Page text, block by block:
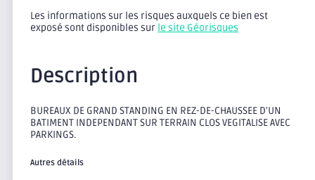
Les informations sur les risques auxquels ce bien est
exposé sont disponibles sur le site Géorisques
Description
BUREAUX DE GRAND STANDING EN REZ-DE-CHAUSSEE D'UN
BATIMENT INDEPENDANT SUR TERRAIN CLOS VEGITALISE AVEC
PARKINGS.
Autres détails